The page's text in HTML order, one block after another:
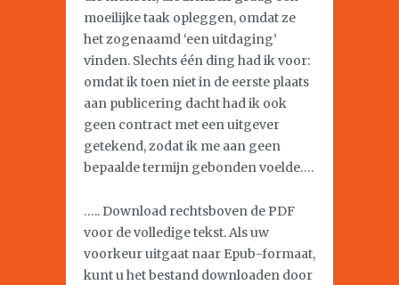
moeilijke taak opleggen, omdat ze
het zogenaamd ‘een uitdaging’
vinden. Slechts één ding had ik voor:
omdat ik toen niet in de eerste plaats
aan publicering dacht had ik ook
geen contract met een uitgever
getekend, zodat ik me aan geen
bepaalde termijn gebonden voelde….
….. Download rechtsboven de PDF
voor de volledige tekst. Als uw
voorkeur uitgaat naar Epub-formaat,
kunt u het bestand downloaden door